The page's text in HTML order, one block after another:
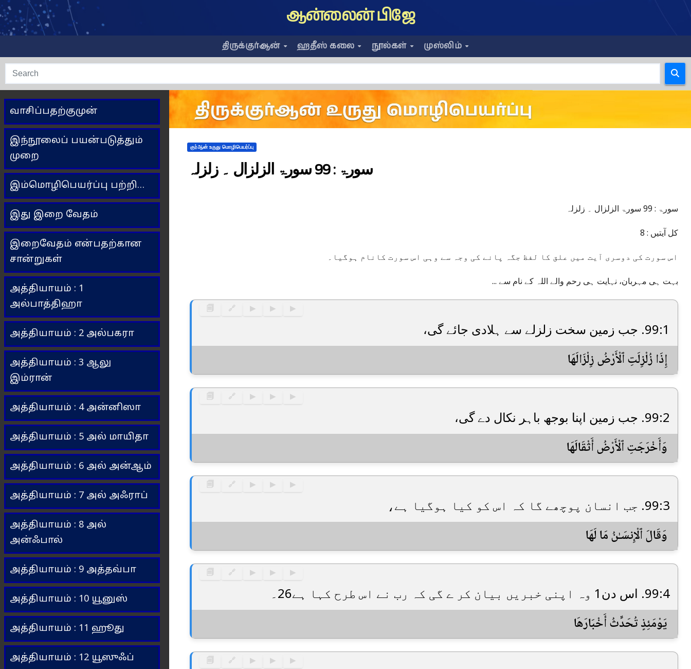
Skip
to
content
ஆன்லைன் பிஜே
திருக்குர்ஆன் ஹதீஸ் கலை நூல்கள் முஸ்லிம்
வாசிப்பதற்குமுன்
இந்நூலைப் பயன்படுத்தும்
முறை
இம்மொழிபெயர்ப்பு பற்றி…
இது இறை வேதம்
இறைவேதம் என்பதற்கான
சான்றுகள்
அத்தியாயம் : 1
அல்பாத்திஹா
அத்தியாயம் : 2 அல்பகரா
அத்தியாயம் : 3 ஆலு
இம்ரான்
அத்தியாயம் : 4 அன்னிஸா
அத்தியாயம் : 5 அல் மாயிதா
அத்தியாயம் : 6 அல் அன்ஆம்
அத்தியாயம் : 7 அல் அஃராப்
அத்தியாயம் : 8 அல்
அன்ஃபால்
அத்தியாயம் : 9 அத்தவ்பா
அத்தியாயம் : 10 யூனுஸ்
அத்தியாயம் : 11 ஹூது
அத்தியாயம் : 12 யூஸுஃப்
குர்ஆன் உருது மொழிபெயர்ப்பு
سورۃ : 99 سورۃ الزلزال ۔ زلزلہ
سورۃ : 99 سورۃ الزلزال ۔ زلزلہ
کل آیتیں : 8
اس سورت کی دوسری آیت میں علق کا لفظ جگہ پانے کی وجہ سے وہی اس سورت کانام ہوگیا۔
بہت ہی مہربان، نہایت ہی رحم والے اللہ کے نام سے ...
▶
▶
▶
🔗
🗐
99:1. جب زمین سخت زلزلے سے ہلادی جائے گی،
إِذَا زُلْزِلَتِ ٱلْأَرْضُ زِلْزَالَهَا
▶
▶
▶
🔗
🗐
99:2. جب زمین اپنا بوجھ باہر نکال دے گی،
وَأَخْرَجَتِ ٱلْأَرْضُ أَثْقَالَهَا
▶
▶
▶
🔗
🗐
99:3. جب انسان پوچھے گا کہ اس کو کیا ہوگیا ہے،
وَقَالَ ٱلْإِنسَـٰنُ مَا لَهَا
▶
▶
▶
🔗
🗐
99:4. اس دن1 وہ اپنی خبریں بیان کر ے گی کہ رب نے اس طرح کہا ہے26۔
يَوْمَئِذٍ تُحَدِّثُ أَخْبَارَهَا
▶
▶
▶
🔗
🗐